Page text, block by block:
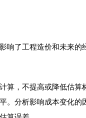
响了工程造价和未来的
算，不提高或降低估
分析影响成本变化